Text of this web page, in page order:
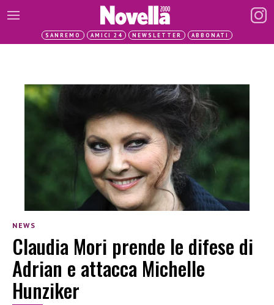
SANREMO AMICI 24 NEWSLETTER ABBONATI
NEWS
Claudia Mori prende le difese di
Adrian e attacca Michelle
Hunziker